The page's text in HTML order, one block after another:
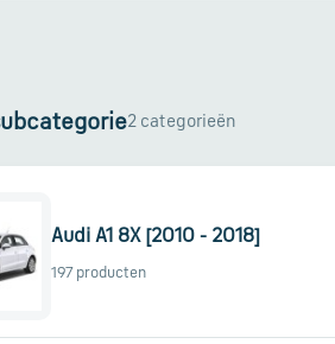
2 categorieën
Audi A1 8X [2010 - 2018]
197 producten